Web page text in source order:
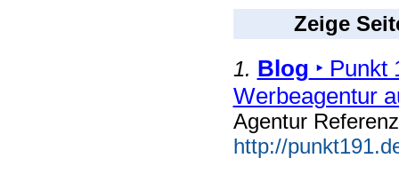
Zeige
1. Blog ‣ Punkt
Werbeagentur
Agentur
http://